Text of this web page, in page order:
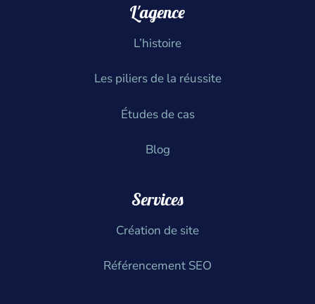
L'agence
L’histoire
Les piliers de la réussite
Études de cas
Blog
Services
Création de site
Référencement SEO